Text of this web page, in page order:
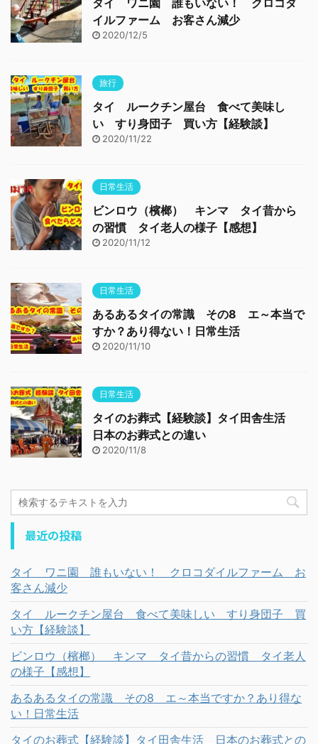
タイ ワニ園 誰もいない！ クロコダ
イルファーム お客さん減少
2020/12/5
旅行
タイ ルークチン屋台 食べて美味し
い すり身団子 買い方【経験談】
2020/11/22
日常生活
ビンロウ（檳榔） キンマ タイ昔から
の習慣 タイ老人の様子【感想】
2020/11/12
日常生活
あるあるタイの常識 その8 エ～本当で
すか？あり得ない！日常生活
2020/11/10
日常生活
タイのお葬式【経験談】タイ田舎生活
日本のお葬式との違い
2020/11/8
最近の投稿
タイ ワニ園 誰もいない！ クロコダイルファーム お
客さん減少
タイ ルークチン屋台 食べて美味しい すり身団子 買
い方【経験談】
ビンロウ（檳榔） キンマ タイ昔からの習慣 タイ老人
の様子【感想】
あるあるタイの常識 その8 エ～本当ですか？あり得な
い！日常生活
タイのお葬式【経験談】タイ田舎生活 日本のお葬式との